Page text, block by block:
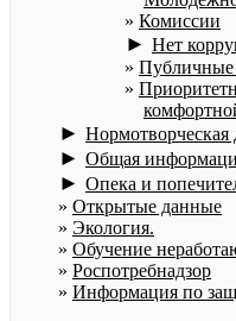
Комиссии
► Нет
Публичные
► Нормотворческая
► Общая
► Опека и
Открытые данные
Экология.
Обучение
Роспотребнадзор
Информация по